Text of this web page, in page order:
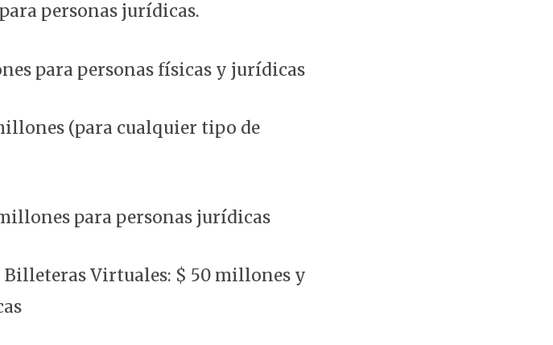
personas jurídicas.
para personas físicas y jurídicas
(para cualquier tipo de
para personas jurídicas
Virtuales: $ 50 millones y